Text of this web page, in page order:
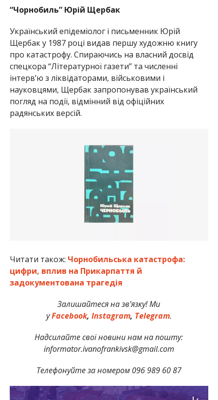
“Чорнобиль” Юрій Щербак
Український епідеміолог і письменник Юрій
Щербак у 1987 році видав першу художню книгу
про катастрофу. Спираючись на власний досвід
спецкора “Літературної газети” та численні
інтерв’ю з ліквідаторами, військовими і
науковцями, Щербак запропонував український
погляд на події, відмінний від офіційних
радянських версій.
Читати також: Чорнобильcька катастрофа:
цифри, вплив на Прикарпаття й
задокументована трагедія
Залишайтеся на зв’язку! Ми
уFacebook, Instagram, Telegram.
Надсилайте свої новини нам на пошту:
informator.ivanofrankivsk@gmail.com
Телефонуйте за номером 096 989 60 87